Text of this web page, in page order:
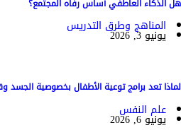
هل الذكاء العاطفي أساس رفاه المجتمع؟
المناهج وطرق التدريس
يونيو 3, 2026
لماذا تعد برامج توعية الأطفال بخصوصية الجسد
علم النفس
يونيو 6, 2026